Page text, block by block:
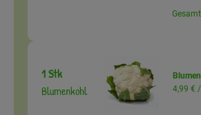
1 Stk
Blumenkohl
4,99 € /